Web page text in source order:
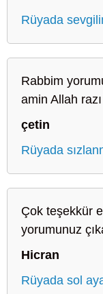
Rüyada
Rabbim
amin Allah
çetin
Rüyada
Çok teşekkür
yorumunuz
Hicran
Rüyada sol